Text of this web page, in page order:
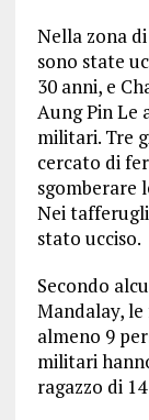
Nella zona
sono state
30 anni, e
Aung Pin Le
militari. Tre
cercato di
sgomberare
Nei
stato ucciso.
Secondo
Mandalay, le
almeno 9
militari
ragazzo di